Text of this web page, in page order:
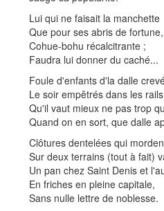
Lui qui ne faisait la manchette
Que pour ses abris de fortune,
Cohue-bohu récalcitrante ;
Faudra lui donner du caché...
Foule d'enfants d'la dalle
Le soir empêtrés dans les rails
Qu'il vaut mieux ne pas trop
Quand on en sort, que dalle
Clôtures dentelées qui
Sur deux terrains (tout à fait)
Un pan chez Saint Denis et
En friches en pleine capitale,
Sans nulle lettre de noblesse.